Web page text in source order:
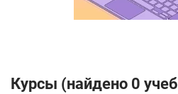
Курсы (найдено 0